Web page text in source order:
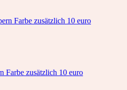
Farbe zusätzlich 10 euro